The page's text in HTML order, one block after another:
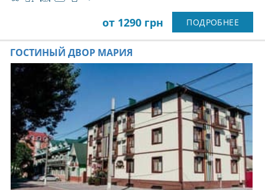
от 1290 грн ПОДРОБНЕЕ
ГОСТИНЫЙ ДВОР МАРИЯ